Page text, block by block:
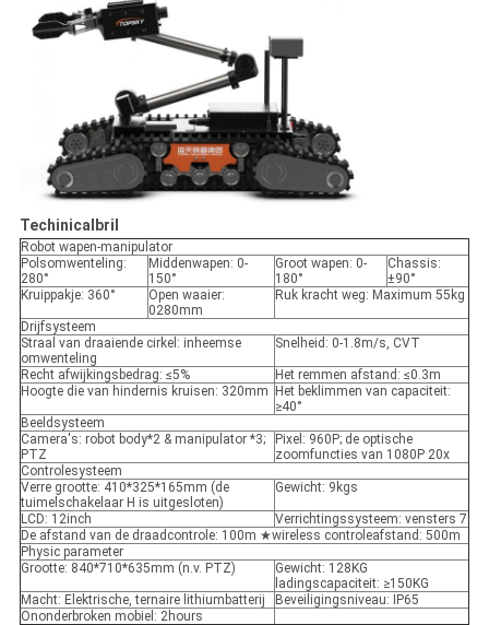
Techinicalbril
Robot wapen-manipulator
Polsomwenteling:
280°
Middenwapen: 0-
150°
Groot wapen: 0-
180°
Chassis:
±90°
Kruippakje: 360°
Open waaier:
0280mm
Ruk kracht weg: Maximum 55kg
Drijfsysteem
Straal van draaiende cirkel: inheemse
omwenteling
Snelheid: 0-1.8m/s, CVT
Recht afwijkingsbedrag: ≤5%
Het remmen afstand: ≤0.3m
Hoogte die van hindernis kruisen: 320mm Het beklimmen van capaciteit:
≥40°
Beeldsysteem
Camera's: robot body*2 & manipulator *3;
PTZ
Pixel: 960P; de optische
zoomfuncties van 1080P 20x
Controlesysteem
Verre grootte: 410*325*165mm (de
tuimelschakelaar H is uitgesloten)
Gewicht: 9kgs
LCD: 12inch
Verrichtingssysteem: vensters 7
De afstand van de draadcontrole: 100m ★wireless controleafstand: 500m
Physic parameter
Grootte: 840*710*635mm (n.v. PTZ)
Gewicht: 128KG
ladingscapaciteit: ≥150KG
Macht: Elektrische, ternaire lithiumbatterij
Beveiligingsniveau: IP65
Ononderbroken mobiel: 2hours